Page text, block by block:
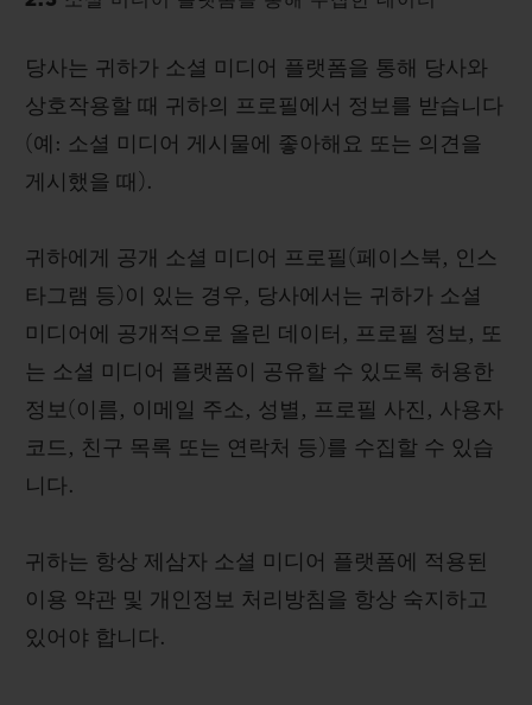
당사는 귀하가 소셜 미디어 플랫폼을 통해 당사와
상호작용할 때 귀하의 프로필에서 정보를 받습니다
(예: 소셜 미디어 게시물에 좋아해요 또는 의견을
게시했을 때).
귀하에게 공개 소셜 미디어 프로필(페이스북, 인스
타그램 등)이 있는 경우, 당사에서는 귀하가 소셜
미디어에 공개적으로 올린 데이터, 프로필 정보, 또
는 소셜 미디어 플랫폼이 공유할 수 있도록 허용한
정보(이름, 이메일 주소, 성별, 프로필 사진, 사용자
코드, 친구 목록 또는 연락처 등)를 수집할 수 있습
니다.
귀하는 항상 제삼자 소셜 미디어 플랫폼에 적용된
이용 약관 및 개인정보 처리방침을 항상 숙지하고
있어야 합니다.